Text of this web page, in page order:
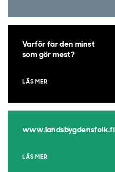
Varför får den minst
som gör mest?
LÄS MER
www.landsbygdensfolk.fi
LÄS MER